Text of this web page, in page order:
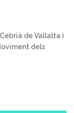
de Vallalta i
dels